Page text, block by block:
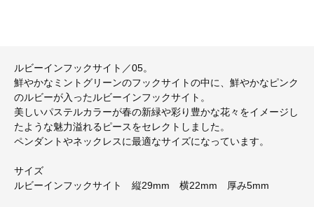
ルビーインフックサイト／05。
鮮やかなミントグリーンのフックサイトの中に、鮮やかなピンク
のルビーが入ったルビーインフックサイト。
美しいパステルカラーが春の新緑や彩り豊かな花々をイメージし
たような魅力溢れるピースをセレクトしました。
ペンダントやネックレスに最適なサイズになっています。
サイズ
ルビーインフックサイト 縦29mm 横22mm 厚み5mm